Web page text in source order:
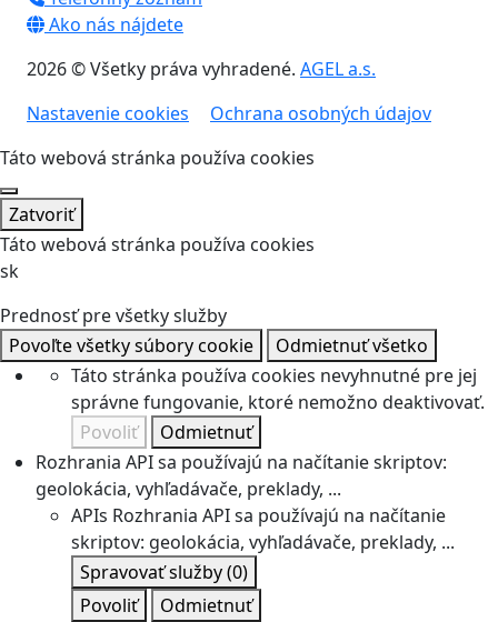
Ako nás nájdete
2026 © Všetky práva vyhradené. AGEL a.s.
Nastavenie cookies
Ochrana osobných údajov
Táto webová stránka používa cookies
Zatvoriť
Táto webová stránka používa cookies
sk
Prednosť pre všetky služby
Povoľte všetky súbory cookie
Odmietnuť všetko
Táto stránka používa cookies nevyhnutné pre jej
správne fungovanie, ktoré nemožno deaktivovať.
Povoliť
Odmietnuť
Rozhrania API sa používajú na načítanie skriptov:
geolokácia, vyhľadávače, preklady, ...
APIs Rozhrania API sa používajú na načítanie
skriptov: geolokácia, vyhľadávače, preklady, ...
Spravovať služby(0)
Povoliť
Odmietnuť